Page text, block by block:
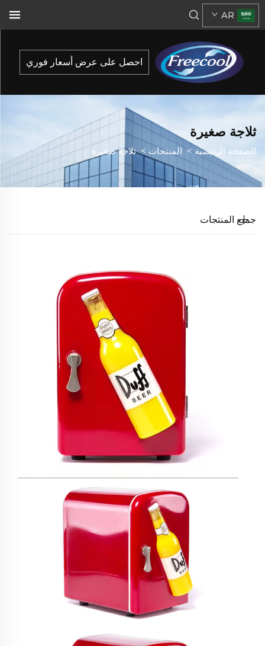
AR
احصل على عرض أسعار فوري
ثلاجة صغيرة
الصفحة الرئيسية>المنتجات >ثلاجة صغيرة
جميع المنتجات